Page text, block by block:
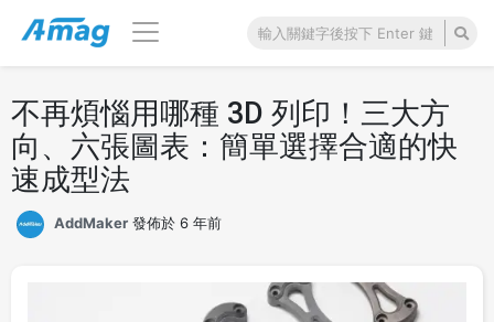
不再煩惱用哪種 3D 列印！三大方
向、六張圖表：簡單選擇合適的快
速成型法
AddMaker 發佈於 6 年前